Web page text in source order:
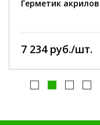
Герметик
время высыхания :
7 234 руб./шт.